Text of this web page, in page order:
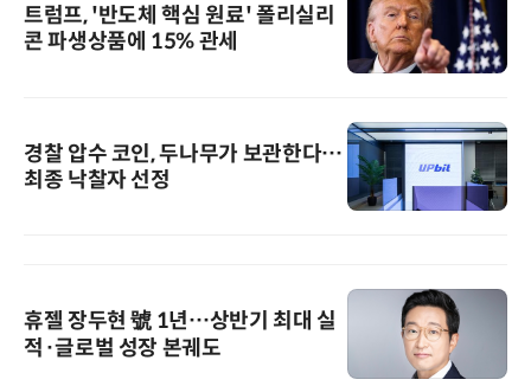
트럼프, '반도체 핵심 원료' 폴리실리
콘 파생상품에 15% 관세
경찰 압수 코인, 두나무가 보관한다…
최종 낙찰자 선정
휴젤 장두현 號 1년…상반기 최대 실
적·글로벌 성장 본궤도